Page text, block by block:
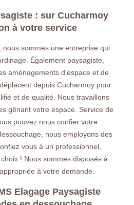
: sur Cucharmoy
à votre service
nous sommes une entreprise qui
Également paysagiste,
aménagements d’espace et de
depuis Cucharmoy pour
et de qualité. Nous travaillons
gênant votre espace. Service de
pouvez nous confier votre
nous employons des
vous à un professionnel,
! Nous sommes disposés à
à votre demande.
Elagage Paysagiste